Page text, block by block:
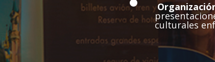
culturales